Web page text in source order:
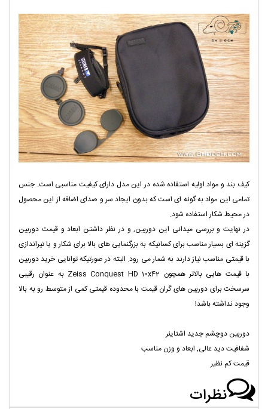
کیف بند و مواد اولیه استفاده شده در این مدل دارای کیفیت مناسبی است. جنس
تمامی این مواد به گونه ای است که بدون ایجاد سر و صدای اضافه از این محصول
در محیط شکار استفاده شود.
در نهایت و بررسی میدانی این دوربین, و در نظر داشتن ابعاد و قیمت دوربین
گزینه ای بسیار مناسب برای کسانیکه به بزرگنمایی های بالا برای شکار و یا تیراندازی
با قیمتی مناسب نیاز دارند به شمار می رود. البته در صورتیکه توانایی خرید دوربین
با قیمت هایی بالاتر همچون Zeiss Conquest HD 10x42 به عنوان رقیبی
سرسخت برای دوربین های گران قیمت با محدوده قیمتی کمی از متوسط رو به بالا
وجود نداشته باشد!
دوربین دوچشم جدید اشتاینر
شفافیت دید عالی, ابعاد و وزن مناسب
قیمت کم نظیر
نظرات